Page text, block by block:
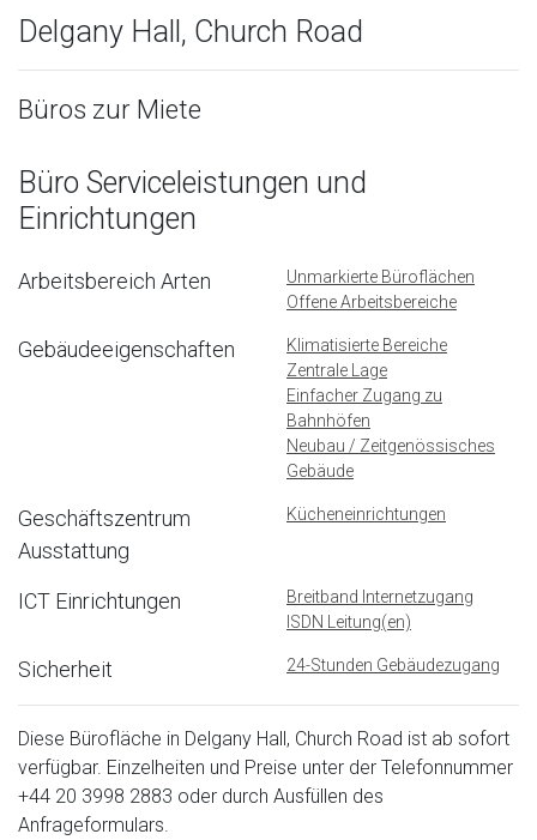
Delgany Hall, Church Road
Büros zur Miete
Büro Serviceleistungen und
Einrichtungen
Arbeitsbereich Arten
Unmarkierte Büroflächen
Offene Arbeitsbereiche
Gebäudeeigenschaften
Klimatisierte Bereiche
Zentrale Lage
Einfacher Zugang zu
Bahnhöfen
Neubau / Zeitgenössisches
Gebäude
Geschäftszentrum
Ausstattung
Kücheneinrichtungen
ICT Einrichtungen
Breitband Internetzugang
ISDN Leitung(en)
Sicherheit 24-Stunden Gebäudezugang
Diese Bürofläche in Delgany Hall, Church Road ist ab sofort
verfügbar. Einzelheiten und Preise unter der Telefonnummer
+44 20 3998 2883 oder durch Ausfüllen des
Anfrageformulars.